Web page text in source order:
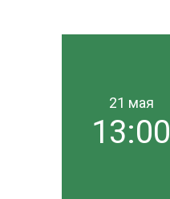
21 мая
13:00